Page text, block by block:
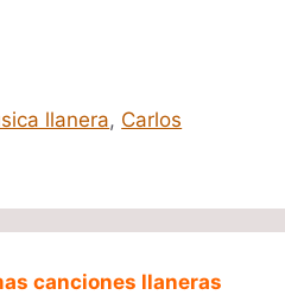
llanera, Carlos
canciones llaneras